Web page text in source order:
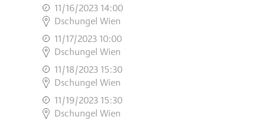
11/16/2023 14:00
,
Dschungel Wien
11/17/2023 10:00
,
Dschungel Wien
11/18/2023 15:30
,
Dschungel Wien
11/19/2023 15:30
,
Dschungel Wien